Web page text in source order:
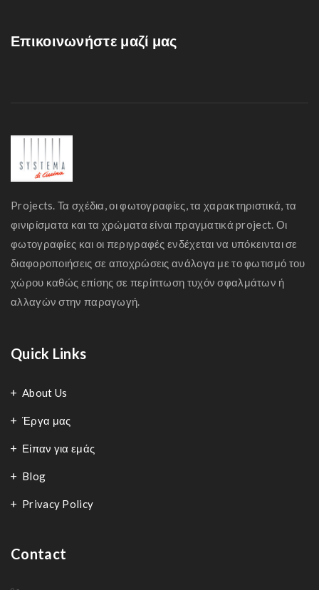
Επικοινωνήστε μαζί μας
Projects. Τα σχέδια, οι φωτογραφίες, τα χαρακτηριστικά, τα
φινιρίσματα και τα χρώματα είναι πραγματικά project. Οι
φωτογραφίες και οι περιγραφές ενδέχεται να υπόκεινται σε
διαφοροποιήσεις σε αποχρώσεις ανάλογα με το φωτισμό του
χώρου καθώς επίσης σε περίπτωση τυχόν σφαλμάτων ή
αλλαγών στην παραγωγή.
Quick Links
About Us
Έργα μας
Είπαν για εμάς
Blog
Privacy Policy
Contact